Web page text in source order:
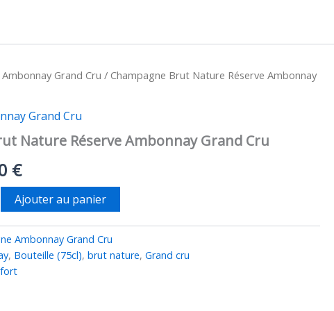
Grand Cru / Champagne Brut Nature Réserve Ambonnay
Grand Cru
Nature Réserve Ambonnay Grand Cru
€.
€Le
prix
actuel
est :
Ajouter au panier
Ambonnay Grand Cru
, Bouteille (75cl),brut nature,Grand cru